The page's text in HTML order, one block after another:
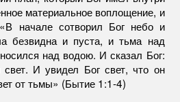
материальное воплощение, и
начале сотворил Бог небо и
безвидна и пуста, и тьма над
над водою. И сказал Бог:
И увидел Бог свет, что он
от тьмы» (Бытие 1:1-4)